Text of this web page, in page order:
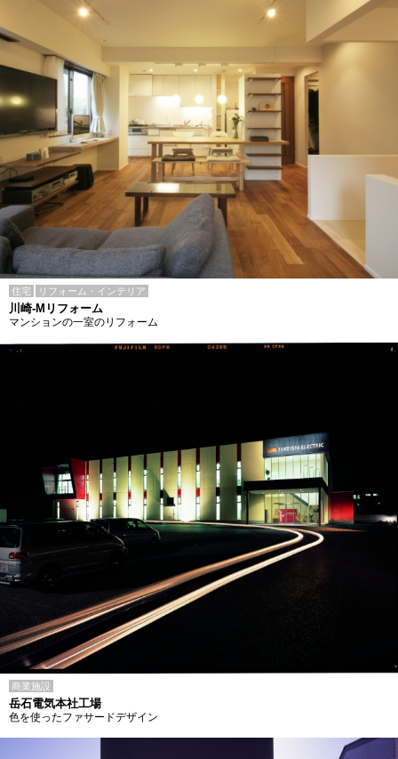
住宅 リフォーム・インテリア
川崎-Mリフォーム
マンションの一室のリフォーム
商業施設
岳石電気本社工場
色を使ったファサードデザイン